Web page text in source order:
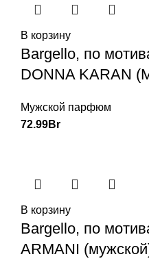
В корзину
Bargello, по
DONNA KARAN
Мужской парфюм
72.99Br
В корзину
Bargello, по
ARMANI